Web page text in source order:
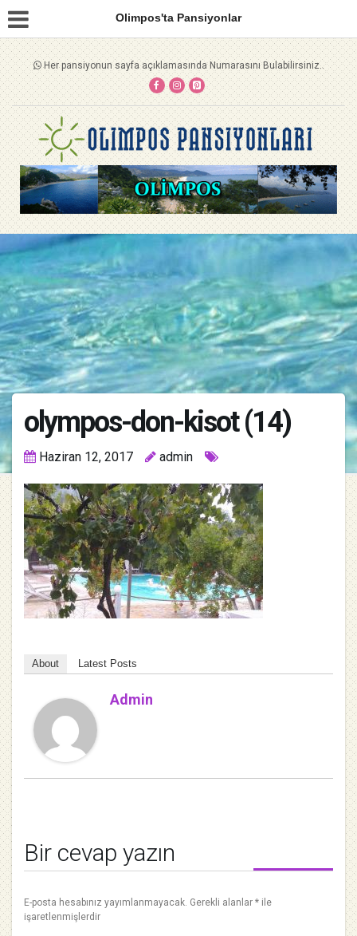
Olimpos'ta Pansiyonlar
Her pansiyonun sayfa açıklamasında Numarasını Bulabilirsiniz..
olympos-don-kisot (14)
Haziran 12, 2017 admin
About Latest Posts
Admin
Bir cevap yazın
E-posta hesabınız yayımlanmayacak. Gerekli alanlar * ile
işaretlenmişlerdir